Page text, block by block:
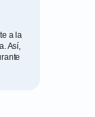
a la
Así,